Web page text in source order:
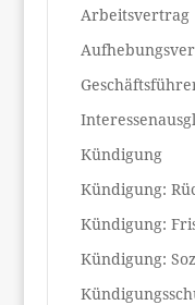
Arbeitsvertrag
Kündigung
Kündigung:
Kündigung:
Kündigung: